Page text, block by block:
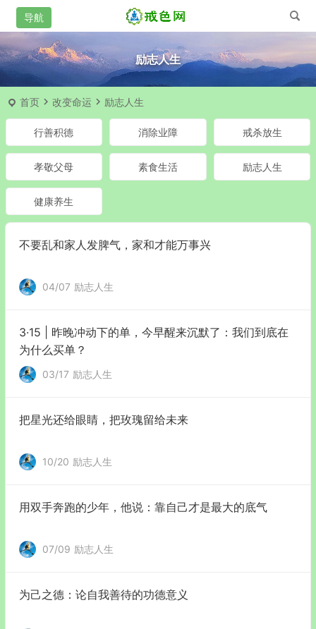
励志人生
首页 改变命运 励志人生
行善积德 消除业障 戒杀放生
孝敬父母 素食生活 励志人生
健康养生
不要乱和家人发脾气，家和才能万事兴
04/07 励志人生
3·15 | 昨晚冲动下的单，今早醒来沉默了：我们到底在
为什么买单？
03/17 励志人生
把星光还给眼睛，把玫瑰留给未来
10/20 励志人生
用双手奔跑的少年，他说：靠自己才是最大的底气
07/09 励志人生
为己之德：论自我善待的功德意义